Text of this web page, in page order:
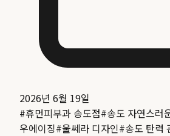
2026년 6월 19일
#휴먼피부과 송도점#송도 자연스러
우에이징#울쎄라 디자인#송도 탄력